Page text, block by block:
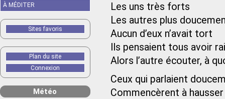
Les uns très forts
Les autres plus
Aucun d’eux n’avait tort
Ils pensaient tous avoir
Alors l’autre écouter, à
Ceux qui parlaient
Commencèrent à
À MÉDITER
Sites favoris
Plan du site
Connexion
Météo